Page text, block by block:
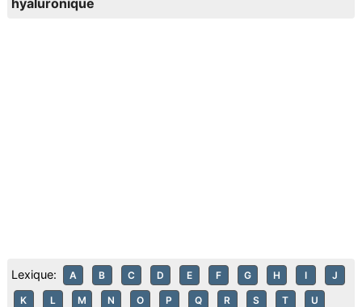
hyaluronique
Lexique: A B C D E F G H I J
K L M N O P Q R S T U